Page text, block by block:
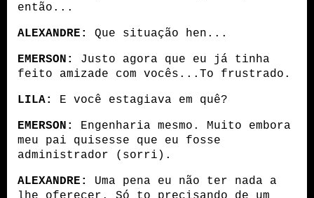
então...
ALEXANDRE: Que situação hen...
EMERSON:
Justo agora que eu já tinha
feito amizade com vocês...To frustrado.
LILA: E você estagiava em quê?
EMERSON:
Engenharia mesmo. Muito embora
meu pai quisesse que eu fosse
administrador (sorri).
ALEXANDRE:
Uma pena eu não ter nada a